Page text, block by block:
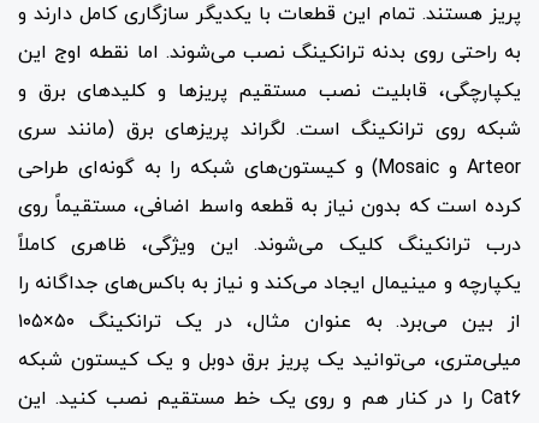
پریز هستند. تمام این قطعات با یکدیگر سازگاری کامل دارند و
به راحتی روی بدنه ترانکینگ نصب می‌شوند. اما نقطه اوج این
یکپارچگی، قابلیت نصب مستقیم پریزها و کلیدهای برق و
شبکه روی ترانکینگ است. لگراند پریزهای برق (مانند سری
Arteor و Mosaic) و کیستون‌های شبکه را به گونه‌ای طراحی
کرده است که بدون نیاز به قطعه واسط اضافی، مستقیماً روی
درب ترانکینگ کلیک می‌شوند. این ویژگی، ظاهری کاملاً
یکپارچه و مینیمال ایجاد می‌کند و نیاز به باکس‌های جداگانه را
از بین می‌برد. به عنوان مثال، در یک ترانکینگ ۵۰×۱۰۵
میلی‌متری، می‌توانید یک پریز برق دوبل و یک کیستون شبکه
Cat6 را در کنار هم و روی یک خط مستقیم نصب کنید. این